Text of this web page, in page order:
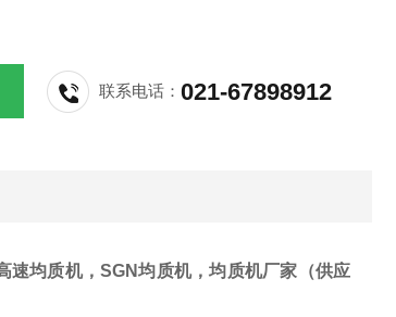
联系电话：021-67898912
速均质机，SGN均质机，均质机厂家（供应